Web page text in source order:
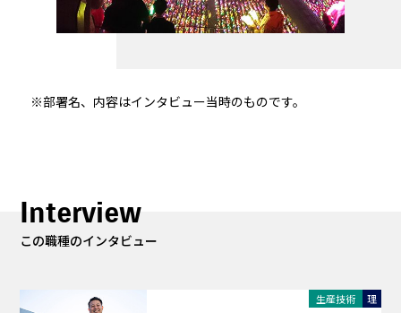
※部署名、内容はインタビュー当時のものです。
Interview
この職種のインタビュー
生産技術 理